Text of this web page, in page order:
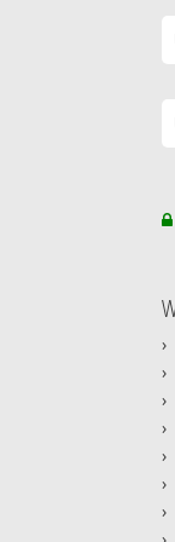
›
›
›
›
›
›
›